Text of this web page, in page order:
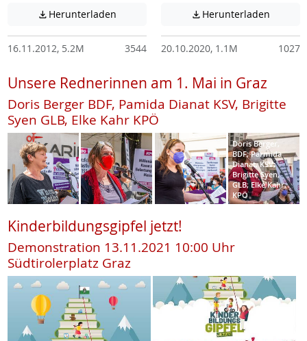
 Herunterladen Achtung: Diese Datei enthält unter
16.11.2012, 5.2M 3544
 Herunterladen
20.10.2020, 1.1M 1027
Unsere Rednerinnen am 1. Mai in Graz
Doris Berger BDF, Pamida Dianat KSV, Brigitte
Syen GLB, Elke Kahr KPÖ
Doris Berger,
BDF; Parmida
Dianat, KSV;
Brigitte Syen,
GLB; Elke Kahr,
KPÖ
Kinderbildungsgipfel jetzt!
Demonstration 13.11.2021 10:00 Uhr
Südtirolerplatz Graz